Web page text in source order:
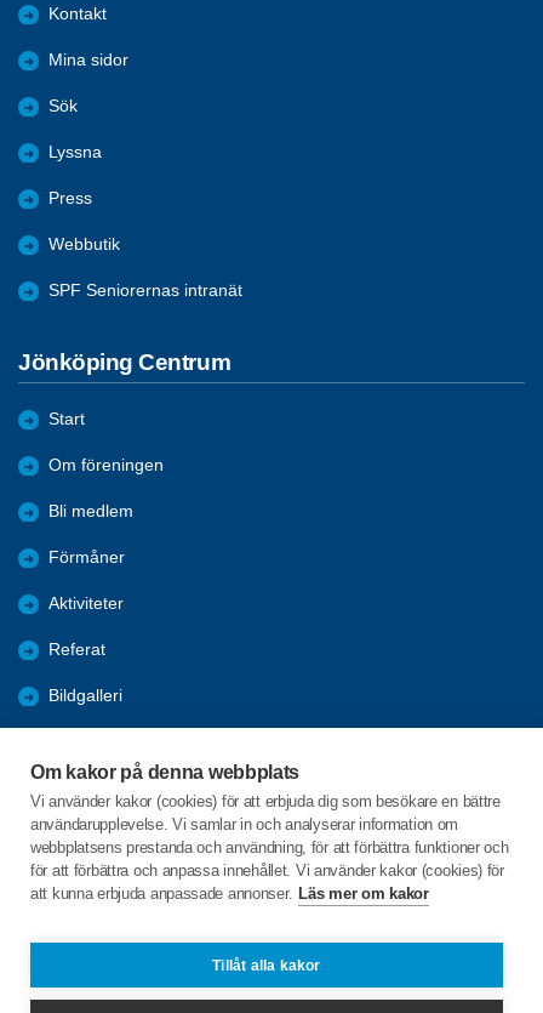
Om kakor på denna webbplats
Vi använder kakor (cookies) för att erbjuda dig som besökare en bättre
användarupplevelse. Vi samlar in och analyserar information om
webbplatsens prestanda och användning, för att förbättra funktioner och
för att förbättra och anpassa innehållet. Vi använder kakor (cookies) för
att kunna erbjuda anpassade annonser. Läs mer om kakor
Tillåt alla kakor
Kontakt
Mina sidor
Sök
Lyssna
Press
Webbutik
SPF Seniorernas intranät
Jönköping Centrum
Start
Om föreningen
Bli medlem
Förmåner
Aktiviteter
Referat
Bildgalleri
Engagera DIG i vår förening
C/o:Lennart Lööw